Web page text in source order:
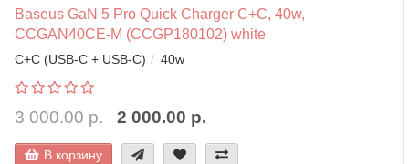
Baseus GaN 5 Pro Quick Charger C+C, 40w,
CCGAN40CE-M (CCGP180102) white
С+C (USB-С + USB-C) 40w
3 000.00 р. 2 000.00 р.
В корзину